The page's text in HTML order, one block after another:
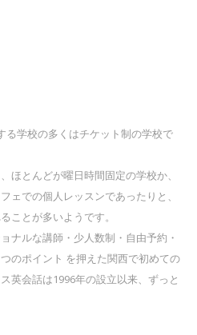
る学校の多くはチケット制の学校で
ほとんどが曜日時間固定の学校か、
ェでの個人レッスンであったりと、
ことが多いようです。
ナルな講師・少人数制・自由予約・
のポイント を押えた関西で初めての
英会話は1996年の設立以来、ずっと